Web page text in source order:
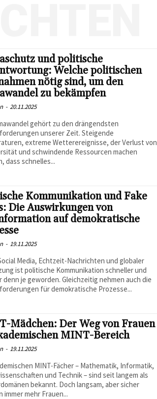
und politische
Welche politischen
nötig sind, um den
zu bekämpfen
- 20.11.2025
gehört zu den drängendsten
unserer Zeit. Steigende
extreme Wetterereignisse, der Verlust von
und schwindende Ressourcen machen
dass schnelles...
Kommunikation und Fake
Die Auswirkungen von
auf demokratische
- 19.11.2025
Media, Echtzeit-Nachrichten und globaler
ist politische Kommunikation schneller und
denn je geworden. Gleichzeitig nehmen auch die
für demokratische Prozesse...
Mädchen: Der Weg von Frauen
MINT-Bereich
- 19.11.2025
MINT-Fächer – Mathematik, Informatik,
und Technik – sind seit langem als
bekannt. Doch langsam, aber sicher
immer mehr Frauen...